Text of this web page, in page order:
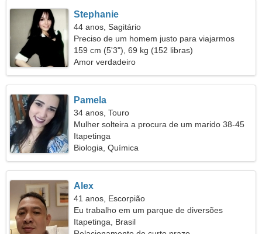
Stephanie
44 anos, Sagitário
Preciso de um homem justo para viajarmos
juntos
159 cm (5'3"), 69 kg (152 libras)
Amor verdadeiro
Pamela
34 anos, Touro
Mulher solteira a procura de um marido 38-45
Itapetinga
Biologia, Química
Alex
41 anos, Escorpião
Eu trabalho em um parque de diversões
procurando uma mulher legal
Itapetinga, Brasil